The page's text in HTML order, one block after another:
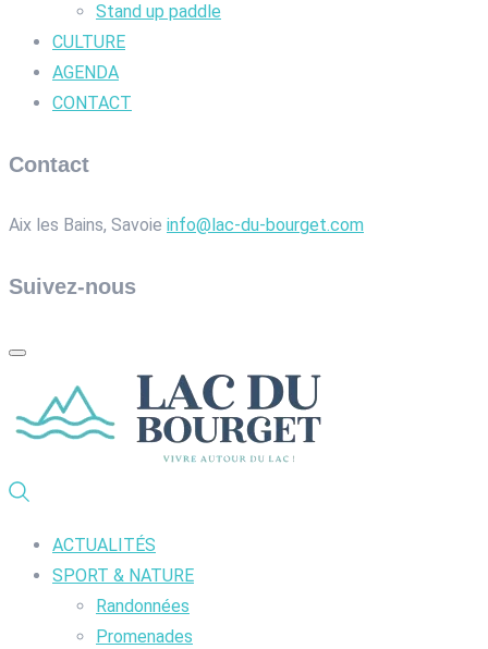
Stand up paddle
CULTURE
AGENDA
CONTACT
Contact
Aix les Bains, Savoie info@lac-du-bourget.com
Suivez-nous
ACTUALITÉS
SPORT & NATURE
Randonnées
Promenades